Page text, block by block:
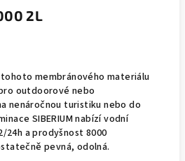
2L
membránového materiálu
outdoorové nebo
nenáročnou turistiku nebo do
SIBERIUM nabízí vodní
24h a prodyšnost 8000
pevná, odolná.